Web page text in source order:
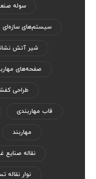
سوله
سیستم‌های سازه‌ای
شیر آتش
صفحه‌های
طراحی
قاب مهاربندی
مهاربند
نقاله صنایع
نوار نقاله